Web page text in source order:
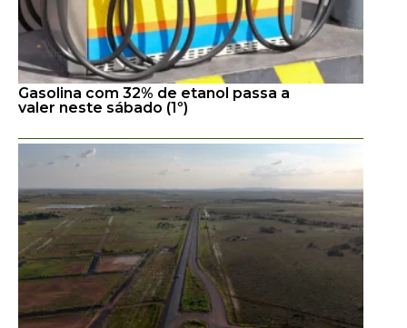
Gasolina com 32% de etanol passa a
valer neste sábado (1º)